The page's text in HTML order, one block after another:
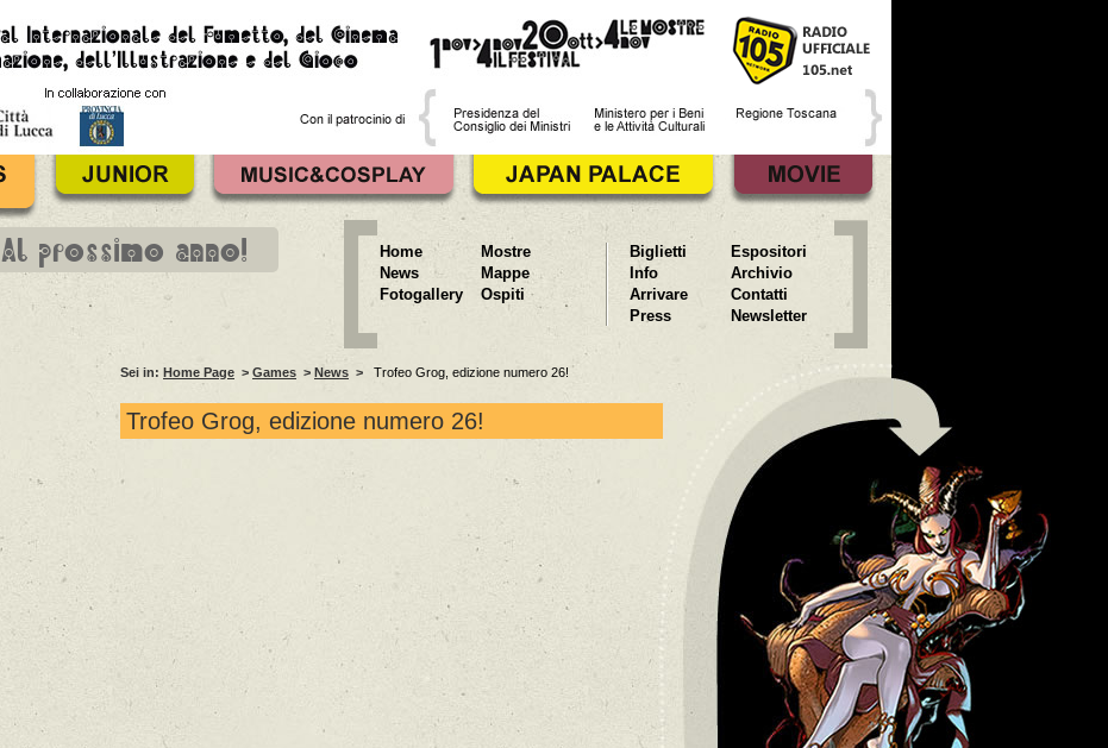
Al prossimo anno! Home
Mostre
News
Mappe
Fotogallery
Ospiti
Biglietti
Espositori
Info
Archivio
Arrivare
Contatti
Press
Newsletter
Sei in: Home Page > Games > News > Trofeo Grog, edizione numero 26!
Trofeo Grog, edizione numero 26!